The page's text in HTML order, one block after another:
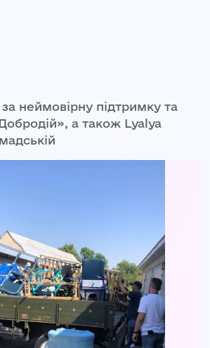
неймовірну підтримку та
а також Lyalya